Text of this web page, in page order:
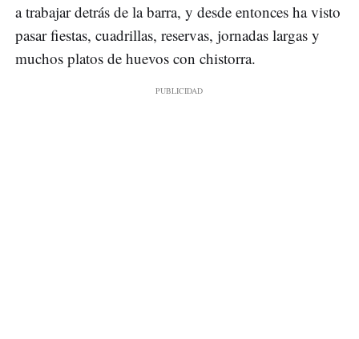
a trabajar detrás de la barra, y desde entonces ha visto
pasar fiestas, cuadrillas, reservas, jornadas largas y
muchos platos de huevos con chistorra.